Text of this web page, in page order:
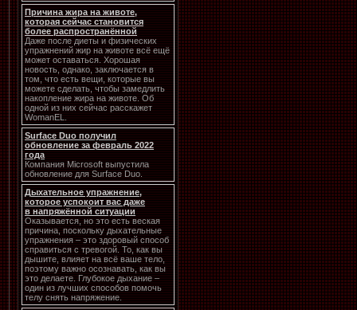
Причина жира на животе,
которая сейчас становится
более распространённой
Даже после диеты и физических
упражнений жир на животе всё ещё
может оставаться. Хорошая
новость, однако, заключается в
том, что есть вещи, которые вы
можете сделать, чтобы замедлить
накопление жира на животе. Об
одной из них сейчас расскажет
WomanEL.
Surface Duo получил
обновление за февраль 2022
года
Компания Microsoft выпустила
обновление для Surface Duo.
Дыхательное упражнение,
которое успокоит вас даже
в напряжённой ситуации
Оказывается, но это есть веская
причина, поскольку дыхательные
упражнения – это здоровый способ
справиться с тревогой. То, как вы
дышите, влияет на всё ваше тело,
поэтому важно осознавать, как вы
это делаете. Глубокое дыхание –
один из лучших способов помочь
телу снять напряжение.